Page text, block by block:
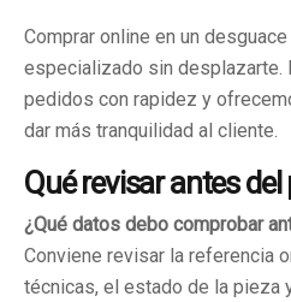
Comprar online en un
especializado sin desplazarte.
pedidos con rapidez y
dar más tranquilidad al cliente.
Qué revisar antes del
¿Qué datos debo comprobar
Conviene revisar la referencia
técnicas, el estado de la pieza